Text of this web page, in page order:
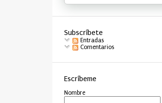
Subscríbete
Entradas
Comentarios
Escríbeme
Nombre